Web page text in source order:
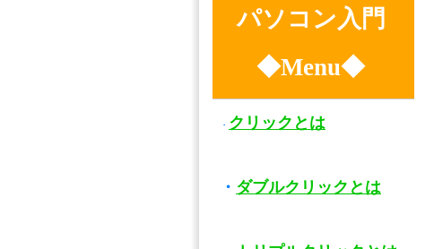
パソコン入門
◆Menu◆
・ クリックとは
・ ダブルクリックとは